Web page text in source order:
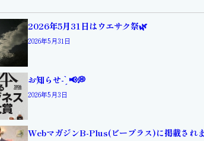
2026年5月31日はウエサク祭🌿
2026年5月31日
お知らせ- ̗̀ 📢💭
2026年5月3日
WebマガジンB-Plus(ビープラス)に掲載され